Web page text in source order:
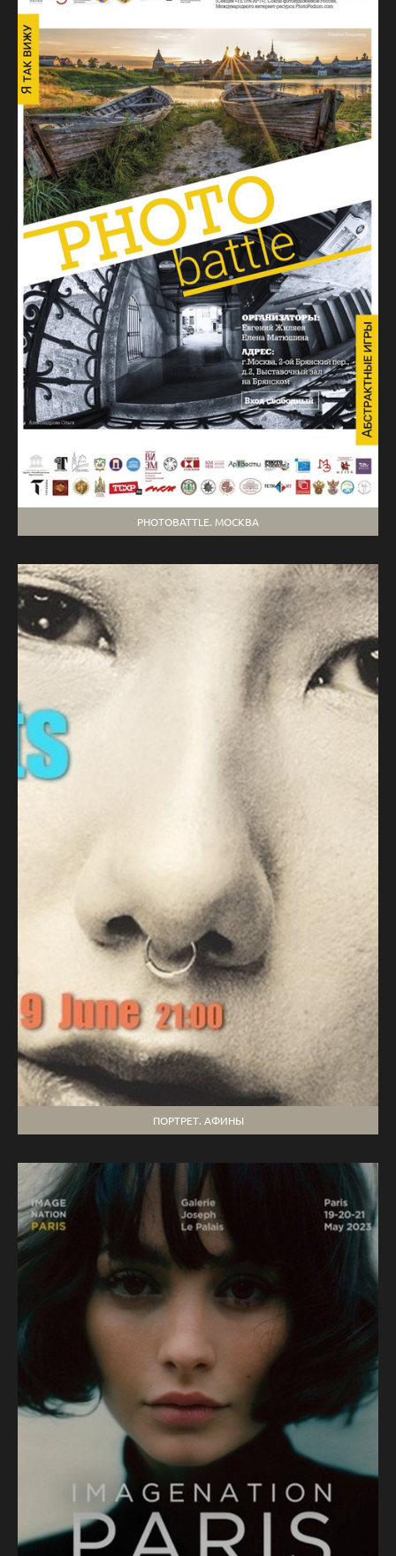
PHOTOBATTLE. МОСКВА
ПОРТРЕТ. АФИНЫ